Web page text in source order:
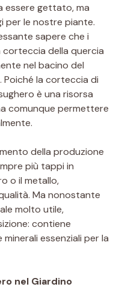
essere gettato, ma
per le nostre piante.
sapere che i
della quercia
nel bacino del
Poiché la corteccia di
è una risorsa
comunque permettere
della produzione
più tappi in
o il metallo,
Ma nonostante
molto utile,
contiene
minerali essenziali per la
nel Giardino